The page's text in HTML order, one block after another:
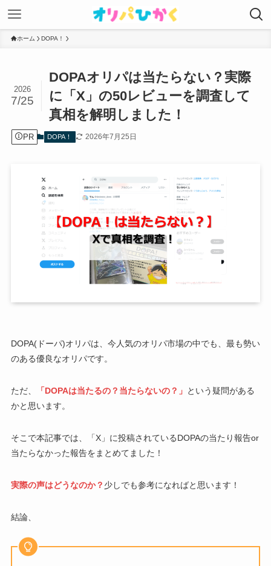
ホーム DOPA！
DOPAオリパは当たらない？実際
に「X」の50レビューを調査して
真相を解明しました！
2026
7/25
PR DOPA！ 2026年7月25日
DOPA(ドーパ)オリパは、今人気のオリパ市場の中でも、最も勢い
のある優良なオリパです。
ただ、 「DOPAは当たるの？当たらないの？」 という疑問がある
かと思います。
そこで本記事では、「X」に投稿されているDOPAの当たり報告or
当たらなかった報告をまとめてました！
実際の声はどうなのか？ 少しでも参考になればと思います！
結論、